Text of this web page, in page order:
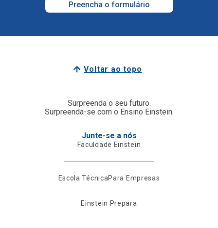
Preencha o formulário
Voltar ao topo
Surpreenda o seu futuro.
Surpreenda-se com o Ensino Einstein.
Junte-se a nós
Faculdade Einstein
Escola TécnicaPara Empresas
Einstein Prepara